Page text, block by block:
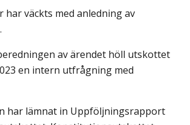
har väckts med anledning av
av ärendet höll utskottet
en intern utfrågning med
har lämnat in Uppföljningsrapport